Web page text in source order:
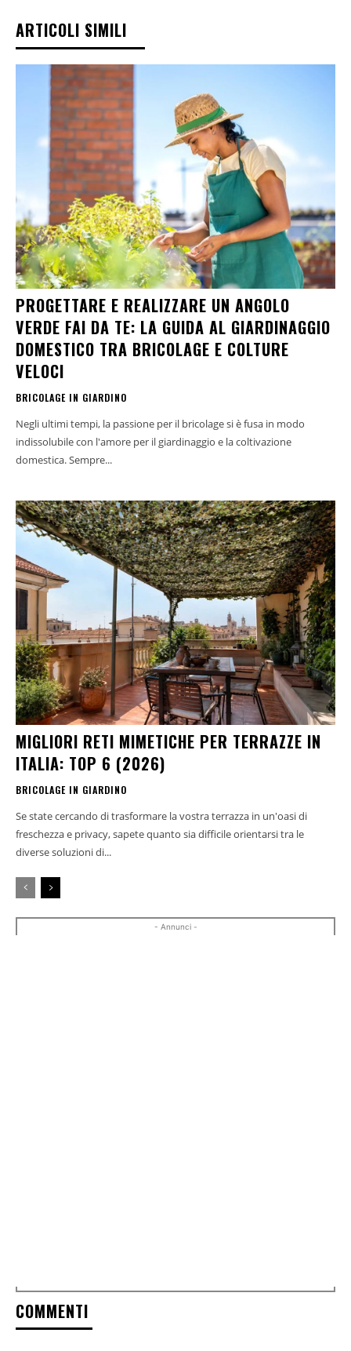
ARTICOLI SIMILI
PROGETTARE E REALIZZARE UN ANGOLO
VERDE FAI DA TE: LA GUIDA AL GIARDINAGGIO
DOMESTICO TRA BRICOLAGE E COLTURE
VELOCI
BRICOLAGE IN GIARDINO
Negli ultimi tempi, la passione per il bricolage si è fusa in modo
indissolubile con l'amore per il giardinaggio e la coltivazione
domestica. Sempre...
MIGLIORI RETI MIMETICHE PER TERRAZZE IN
ITALIA: TOP 6 (2026)
BRICOLAGE IN GIARDINO
Se state cercando di trasformare la vostra terrazza in un'oasi di
freschezza e privacy, sapete quanto sia difficile orientarsi tra le
diverse soluzioni di...
- Annunci -
COMMENTI